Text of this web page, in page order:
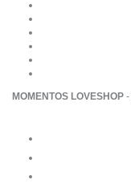
MOMENTOS LOVESHOP -